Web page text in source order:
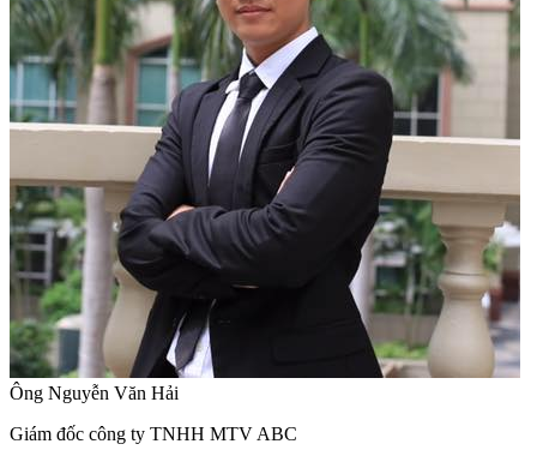
Ông Nguyễn Văn Hải
Giám đốc công ty TNHH MTV ABC